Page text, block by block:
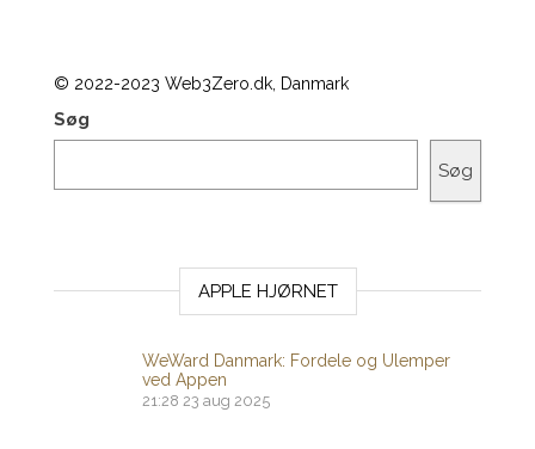
© 2022-2023 Web3Zero.dk, Danmark
Søg
Søg
APPLE HJØRNET
WeWard Danmark: Fordele og Ulemper
ved Appen
21:28 23 aug 2025